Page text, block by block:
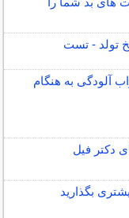
تولد - تست
آلودگی به هنگام
دکتر فیل
بگذارید